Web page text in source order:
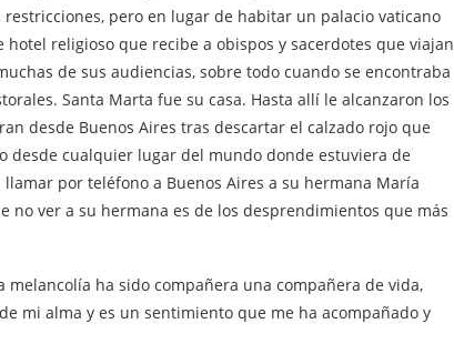
pero en lugar de habitar un palacio vaticano
religioso que recibe a obispos y sacerdotes que viajan
de sus audiencias, sobre todo cuando se encontraba
Santa Marta fue su casa. Hasta allí le alcanzaron los
desde Buenos Aires tras descartar el calzado rojo que
desde cualquier lugar del mundo donde estuviera de
por teléfono a Buenos Aires a su hermana María
no ver a su hermana es de los desprendimientos que más
melancolía ha sido compañera una compañera de vida,
mi alma y es un sentimiento que me ha acompañado y